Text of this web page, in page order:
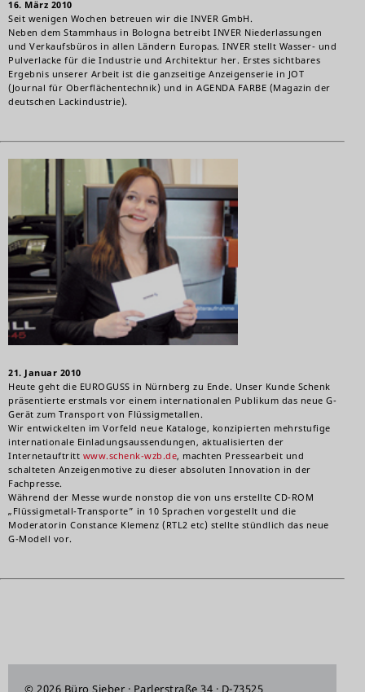
16. März 2010
Seit wenigen Wochen betreuen wir die INVER GmbH.
Neben dem Stammhaus in Bologna betreibt INVER Niederlassungen
und Verkaufsbüros in allen Ländern Europas. INVER stellt Wasser- und
Pulverlacke für die Industrie und Architektur her. Erstes sichtbares
Ergebnis unserer Arbeit ist die ganzseitige Anzeigenserie in JOT
(Journal für Oberflächentechnik) und in AGENDA FARBE (Magazin der
deutschen Lackindustrie).
21. Januar 2010
Heute geht die EUROGUSS in Nürnberg zu Ende. Unser Kunde Schenk
präsentierte erstmals vor einem internationalen Publikum das neue G-
Gerät zum Transport von Flüssigmetallen.
Wir entwickelten im Vorfeld neue Kataloge, konzipierten mehrstufige
internationale Einladungsaussendungen, aktualisierten der
Internetauftritt www.schenk-wzb.de, machten Pressearbeit und
schalteten Anzeigenmotive zu dieser absoluten Innovation in der
Fachpresse.
Während der Messe wurde nonstop die von uns erstellte CD-ROM
„Flüssigmetall-Transporte” in 10 Sprachen vorgestellt und die
Moderatorin Constance Klemenz (RTL2 etc) stellte stündlich das neue
G-Modell vor.